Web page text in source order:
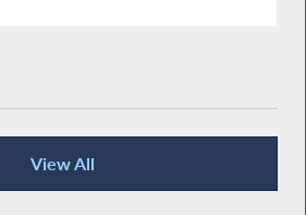
View All